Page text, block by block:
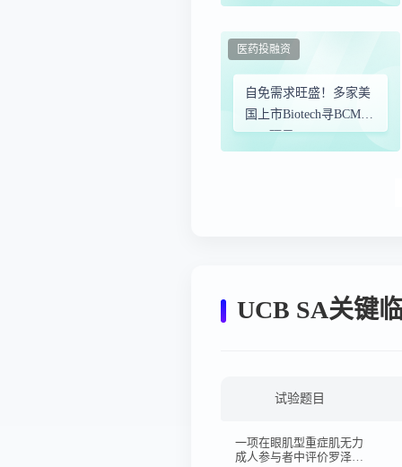
道成MNC扫货新方向
自免需求旺盛！多家美
国上市Biotech寻BCMA
TCE项目
医药投融资
UCB SA关键
试验题目
一项在眼肌型重症肌无力
成人参与者中评价罗泽利